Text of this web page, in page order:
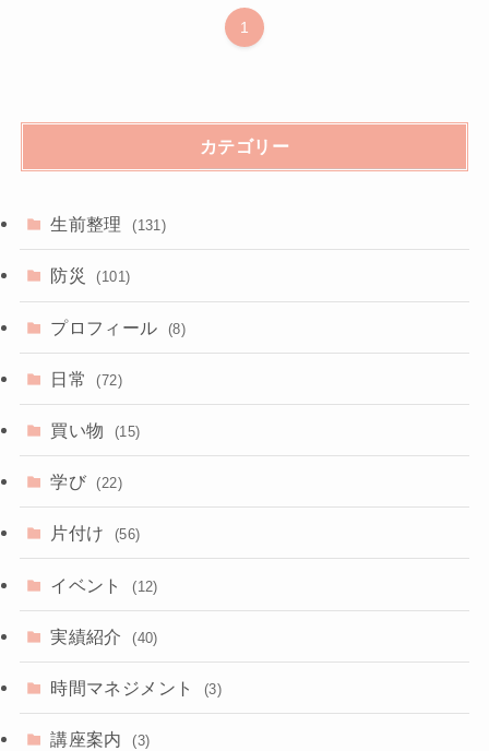
1
カテゴリー
生前整理 (131)
防災 (101)
プロフィール (8)
日常 (72)
買い物 (15)
学び (22)
片付け (56)
イベント (12)
実績紹介 (40)
時間マネジメント (3)
講座案内 (3)